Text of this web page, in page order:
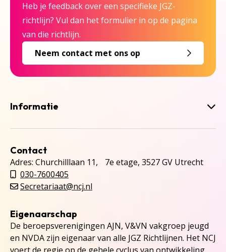
Heb je feedback over een specifieke JGZ-
richtlijn? Vul dan het formulier in op de pagina
van die richtlijn.
Neem contact met ons op
Informatie
Contact
Adres: Churchilllaan 11, 7e etage, 3527 GV Utrecht
030-7600405
Secretariaat@ncj.nl
Eigenaarschap
De beroepsverenigingen AJN, V&VN vakgroep jeugd
en NVDA zijn eigenaar van alle JGZ Richtlijnen. Het NCJ